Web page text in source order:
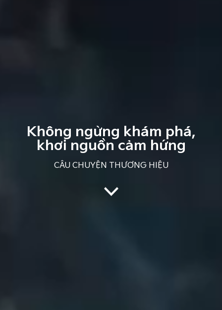
Không ngừng khám phá,
khơi nguồn cảm hứng
CÂU CHUYỆN THƯƠNG HIỆU